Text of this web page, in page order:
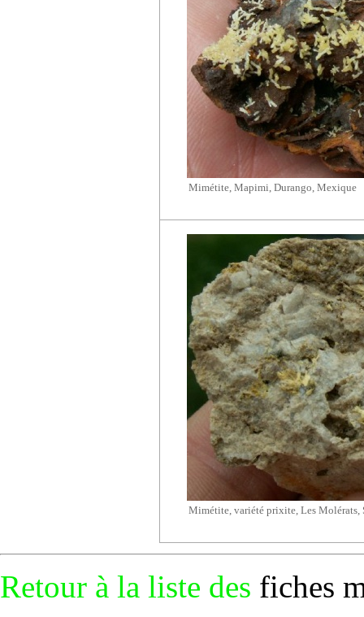
Mimétite, Mapimi, Durango, Mexique
Mimétite, variété prixite, Les Molérats,
Retour à la liste des fiches